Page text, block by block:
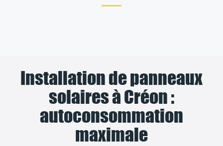
Installation de panneaux
solaires à Créon :
autoconsommation
maximale